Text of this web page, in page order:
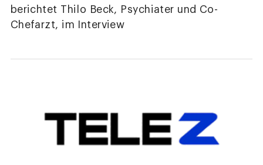
berichtet Thilo Beck, Psychiater und Co-
Chefarzt, im Interview